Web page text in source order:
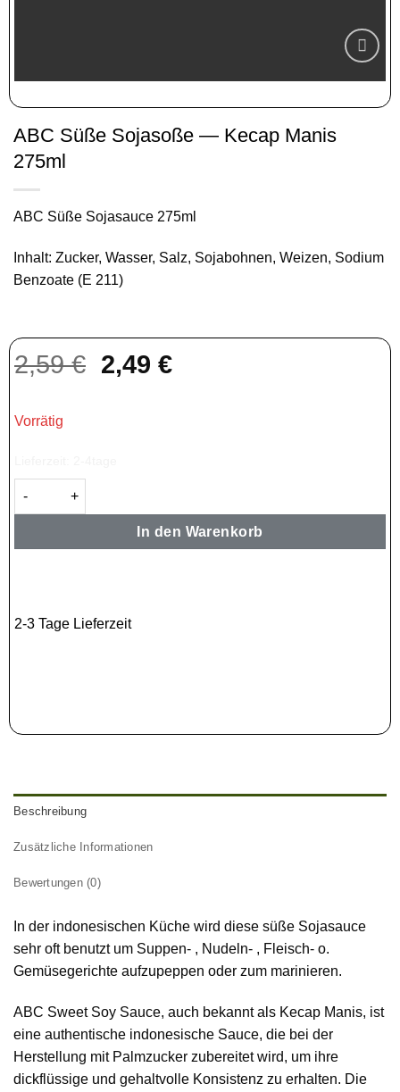
Zur
hinzufügen
ABC Süße Sojasoße — Kecap Manis
275ml
ABC Süße Sojasauce 275ml
Inhalt: Zucker, Wasser, Salz, Sojabohnen, Weizen, Sodium
Benzoate (E 211)
2,59€ Ursprünglicher
2,49 €Aktueller
Vorrätig
In den Warenkorb
2-3 Tage Lieferzeit
Beschreibung
Zusätzliche Informationen
Bewertungen (0)
In der indonesischen Küche wird diese süße Sojasauce
sehr oft benutzt um Suppen- , Nudeln- , Fleisch- o.
Gemüsegerichte aufzupeppen oder zum marinieren.
ABC Sweet Soy Sauce, auch bekannt als Kecap Manis, ist
eine authentische indonesische Sauce, die bei der
Herstellung mit Palmzucker zubereitet wird, um ihre
dickflüssige und gehaltvolle Konsistenz zu erhalten. Die